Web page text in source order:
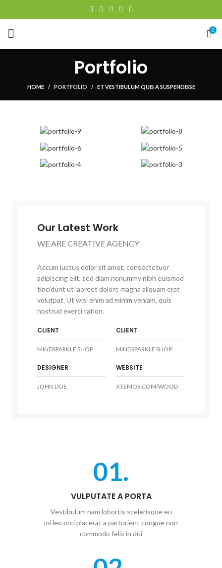
0
Portfolio
HOME PORTFOLIO ET VESTIBULUM QUIS A SUSPENDISSE
Our Latest Work
WE ARE CREATIVE AGENCY
Accum luctus dolor sit amet, consectetuer
adipiscing elit, sed diam nonummy nibh euismod
tincidunt ut laoreet dolore magna aliquam erat
volutpat. Ut wisi enim ad minim veniam, quis
nostrud exerci tation.
CLIENT
MINDSPARKLE SHOP
CLIENT
MINDSPARKLE SHOP
DESIGNER
JOHN DOE
WEBSITE
XTEMOS.COM/WOOD
01.
VULPUTATE A PORTA
Vestibulum nam lobortis scelerisque eu
mi leo orci placerat a parturient congue non
commodo felis in dui